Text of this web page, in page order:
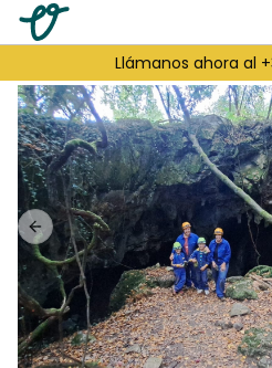
Llámanos ahora al
Previous slide